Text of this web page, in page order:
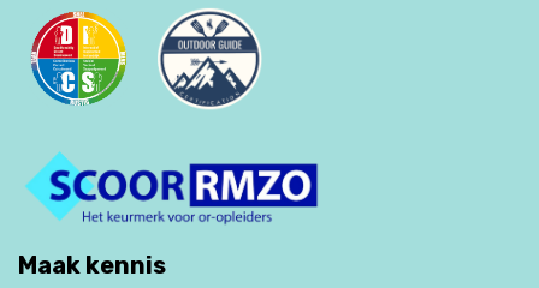
Maak kennis